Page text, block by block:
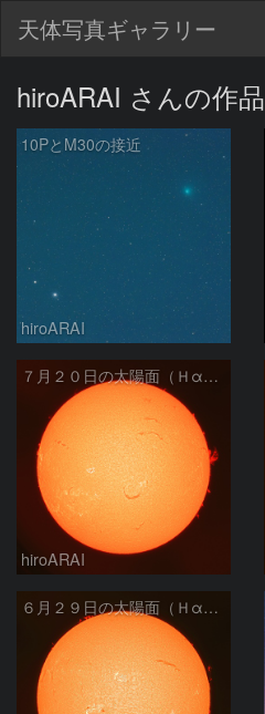
天体写真ギャラリー
hiroARAI さんの作品
10PとM30の接近
hiroARAI
７月２０日の太陽面（Ｈα像）
hiroARAI
６月２９日の太陽面（Ｈα像）